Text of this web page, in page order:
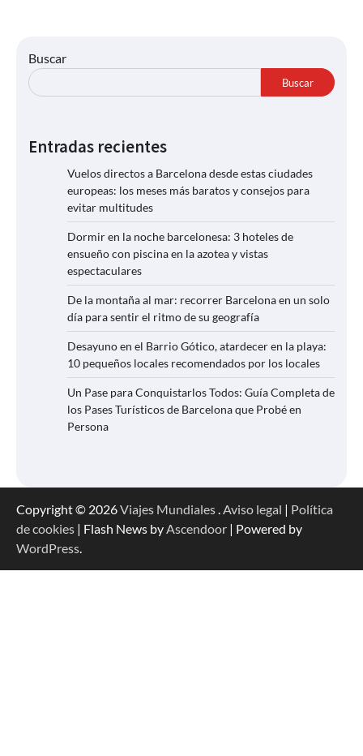
Buscar
Buscar
Entradas recientes
Vuelos directos a Barcelona desde estas ciudades
europeas: los meses más baratos y consejos para
evitar multitudes
Dormir en la noche barcelonesa: 3 hoteles de
ensueño con piscina en la azotea y vistas
espectaculares
De la montaña al mar: recorrer Barcelona en un solo
día para sentir el ritmo de su geografía
Desayuno en el Barrio Gótico, atardecer en la playa:
10 pequeños locales recomendados por los locales
Un Pase para Conquistarlos Todos: Guía Completa de
los Pases Turísticos de Barcelona que Probé en
Persona
Copyright © 2026Viajes Mundiales.Aviso legal | Política
de cookies | Flash News byAscendoor | Powered by
WordPress.